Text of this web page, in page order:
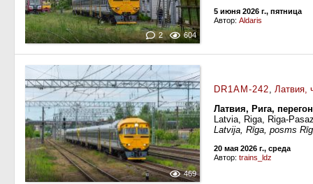
2 604
5 июня 2026 г., пятница
Автор: Aldaris
469
DR1AM-242, Латвия,
Латвия, Рига,
Latvia, Riga, Riga-
Latvija, Rīga, posms
20 мая 2026 г., среда
Автор: trains_ldz